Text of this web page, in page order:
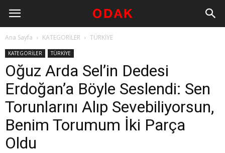
Ana Sayfa KATEGORİLER TÜRKİYE
KATEGORİLER TÜRKİYE
Oğuz Arda Sel’in Dedesi
Erdoğan’a Böyle Seslendi: Sen
Torunlarını Alıp Sevebiliyorsun,
Benim Torumum İki Parça
Oldu